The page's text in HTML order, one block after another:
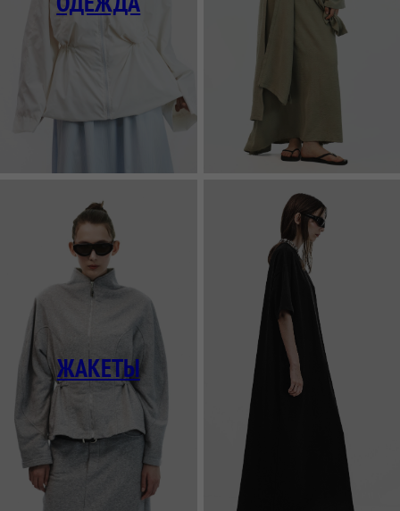
ФУТБОЛКИ И
ЛОНГСЛИВЫ
СВИТЕРА И
КАРДИГАНЫ